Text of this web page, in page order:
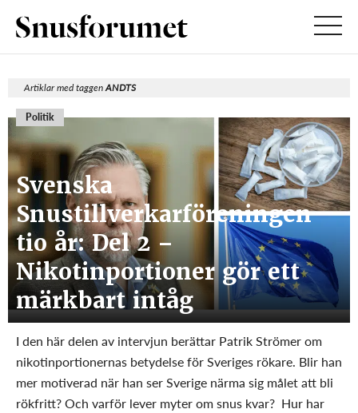
Artiklar med taggenANDTS
Politik
Svenska
Snustillverkarföreningen
tio år: Del 2 –
Nikotinportioner gör ett
märkbart intåg
I den här delen av intervjun berättar Patrik Strömer om
nikotinportionernas betydelse för Sveriges rökare. Blir han
mer motiverad när han ser Sverige närma sig målet att bli
rökfritt? Och varför lever myter om snus kvar? Hur har